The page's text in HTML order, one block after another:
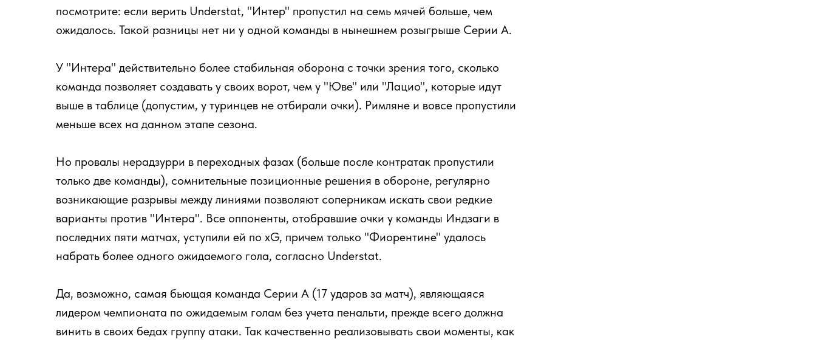
посмотрите: если верить Understat, "Интер" пропустил на семь мячей больше, чем
ожидалось. Такой разницы нет ни у одной команды в нынешнем розыгрыше Серии А.
У "Интера" действительно более стабильная оборона с точки зрения того, сколько
команда позволяет создавать у своих ворот, чем у "Юве" или "Лацио", которые идут
выше в таблице (допустим, у туринцев не отбирали очки). Римляне и вовсе пропустили
меньше всех на данном этапе сезона.
Но провалы нерадзурри в переходных фазах (больше после контратак пропустили
только две команды), сомнительные позиционные решения в обороне, регулярно
возникающие разрывы между линиями позволяют соперникам искать свои редкие
варианты против "Интера". Все оппоненты, отобравшие очки у команды Индзаги в
последних пяти матчах, уступили ей по xG, причем только "Фиорентине" удалось
набрать более одного ожидаемого гола, согласно Understat.
Да, возможно, самая бьющая команда Серии А (17 ударов за матч), являющаяся
лидером чемпионата по ожидаемым голам без учета пенальти, прежде всего должна
винить в своих бедах группу атаки. Так качественно реализовывать свои моменты, как